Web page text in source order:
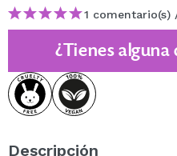
1 comentario(s)
¿Tienes alguna
Descripción